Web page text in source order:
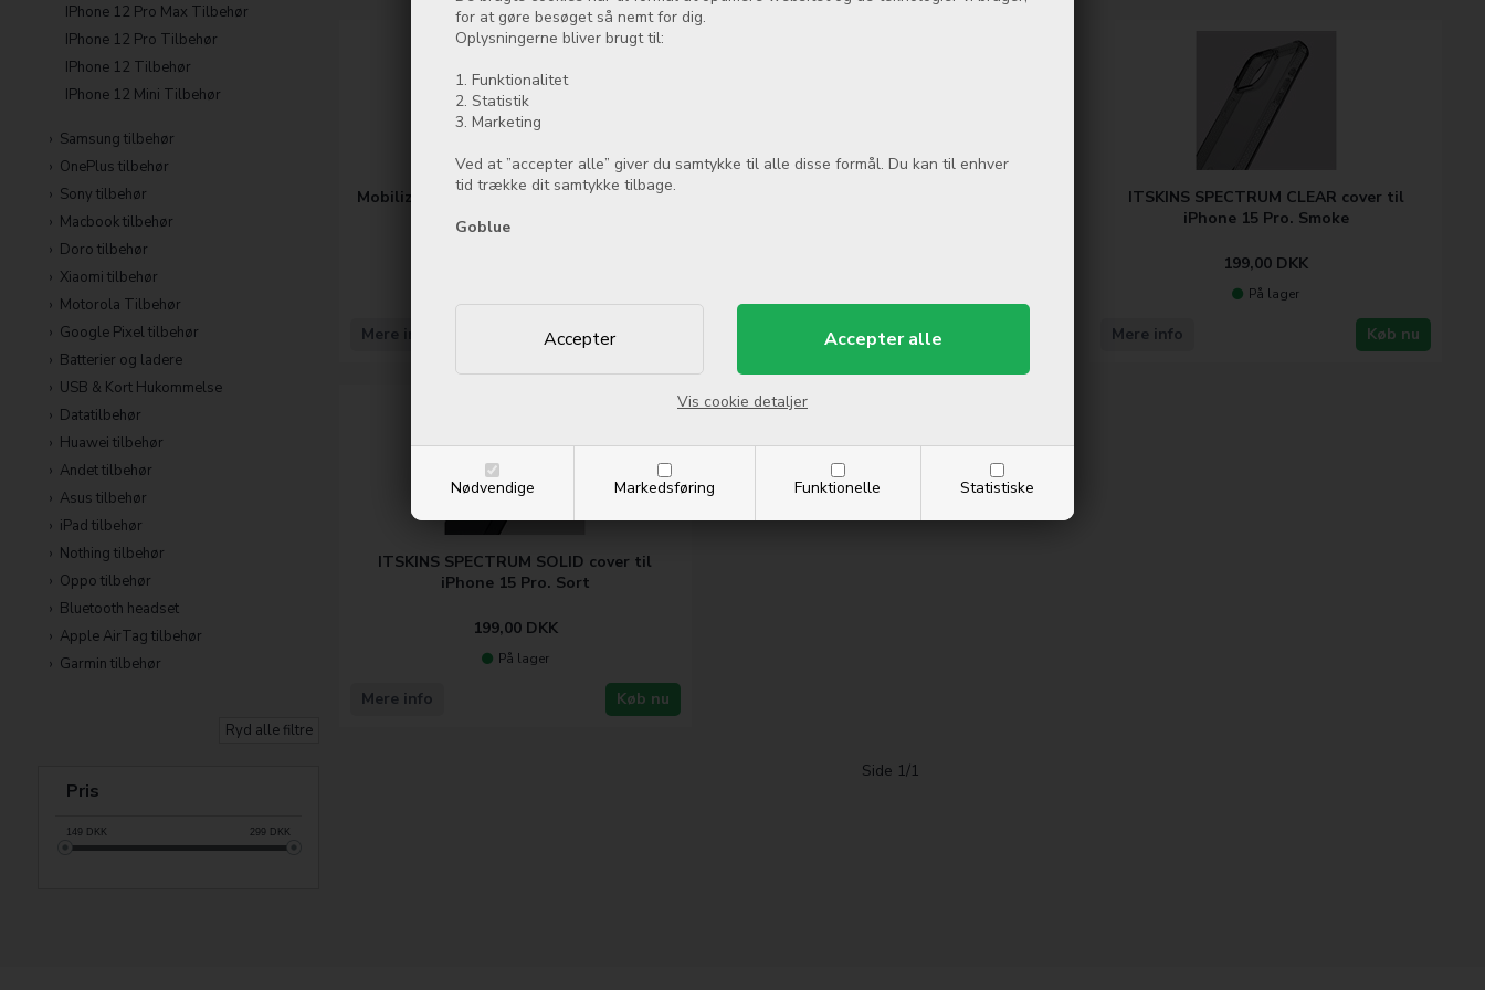
for at gøre besøget så nemt for dig.
Oplysningerne bliver brugt til:
1. Funktionalitet
2. Statistik
3. Marketing
Ved at ”accepter alle” giver du samtykke til alle disse formål. Du kan til enhver
tid trække dit samtykke tilbage.
Goblue
Nødvendige Markedsføring Funktionelle Statistiske
Vis cookie detaljer
IPhone 12 Pro Max Tilbehør
IPhone 12 Pro Tilbehør
IPhone 12 Tilbehør
IPhone 12 Mini Tilbehør
Samsung tilbehør
OnePlus tilbehør
Sony tilbehør
Macbook tilbehør
Doro tilbehør
Xiaomi tilbehør
Motorola Tilbehør
Google Pixel tilbehør
Batterier og ladere
USB & Kort Hukommelse
Datatilbehør
Huawei tilbehør
Andet tilbehør
Asus tilbehør
iPad tilbehør
Nothing tilbehør
Oppo tilbehør
Bluetooth headset
Apple AirTag tilbehør
Garmin tilbehør
Ryd alle filtre
Pris
149DKK 299DKK
Mobilize Rubber Gelly Case Apple iPhone
15 Pro Matt Black
Mere info
ITSKINS SPECTRUM CLEAR cover til
iPhone 15 Pro. Smoke
199,00 DKK
På lager
Køb nu
Mere info
ITSKINS SPECTRUM SOLID cover til
iPhone 15 Pro. Sort
199,00 DKK
På lager
Køb nu
Mere info
Side 1/1